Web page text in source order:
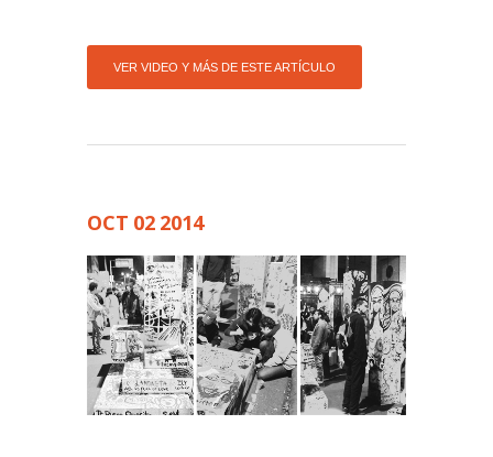
VER VIDEO Y MÁS DE ESTE ARTÍCULO
OCT 02 2014